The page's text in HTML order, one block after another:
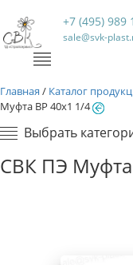
+7 (495) 989
sale@svk-
Главная / Каталог
Муфта ВР 40х1 1/4
Выбрать
СВК ПЭ